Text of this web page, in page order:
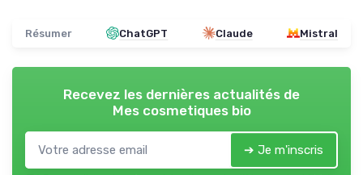
Résumer ChatGPT Claude Mistral
Recevez les dernières actualités de
Mes cosmetiques bio
➔ Je m'inscris